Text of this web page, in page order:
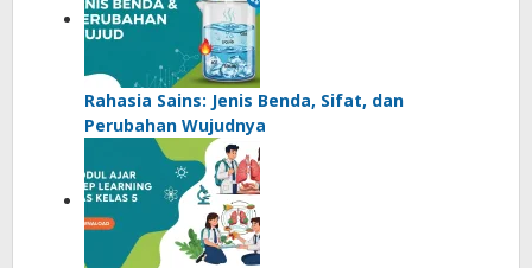
Rahasia Sains: Jenis Benda, Sifat, dan
Perubahan Wujudnya